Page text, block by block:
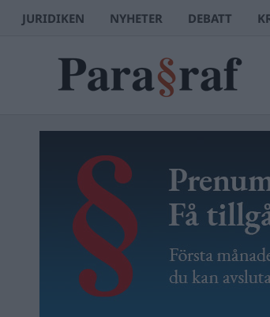
JURIDIKEN NYHETER DEBATT